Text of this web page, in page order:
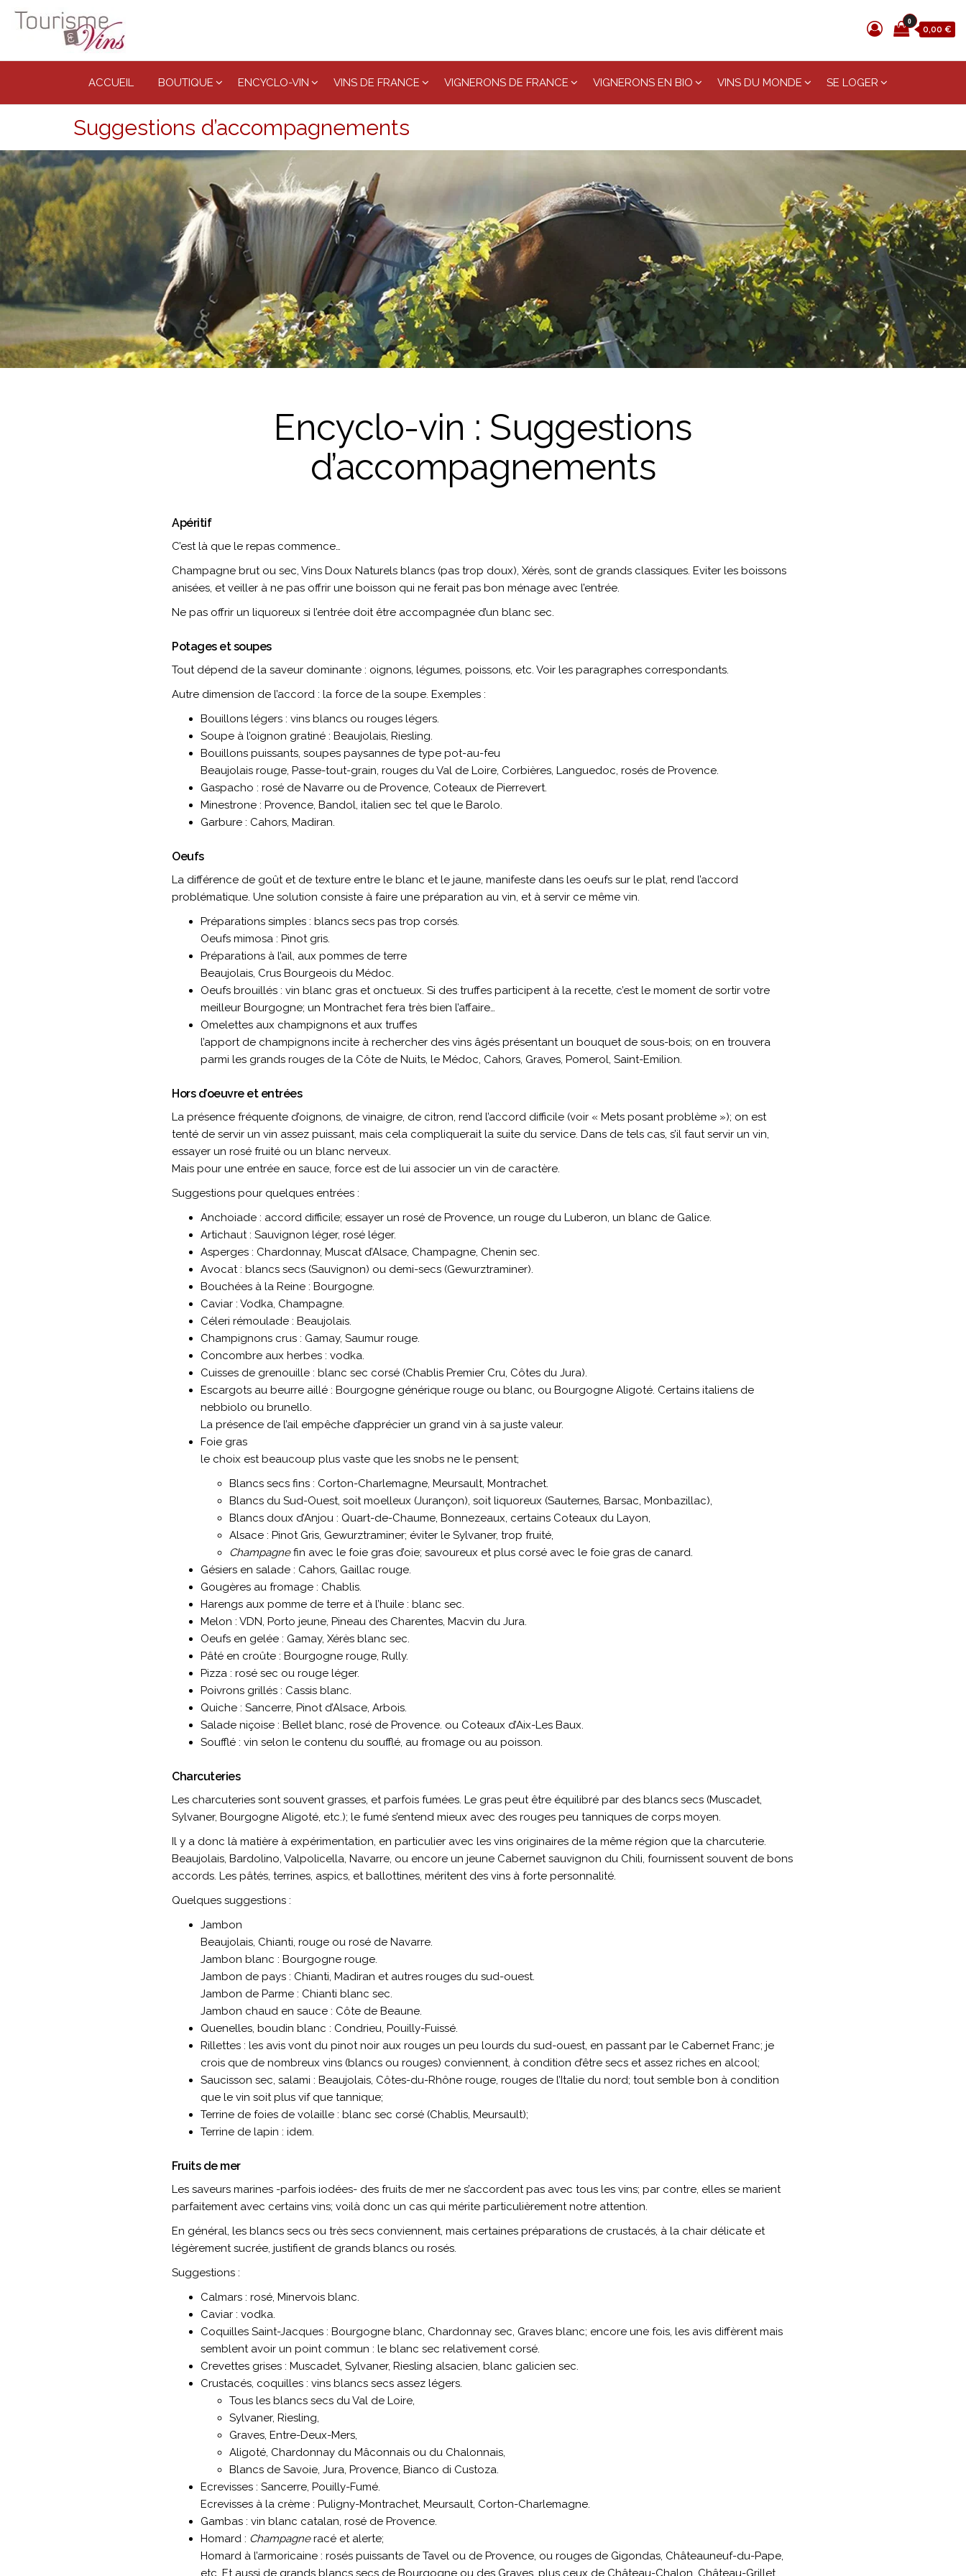
0
0,00 €
ACCUEIL BOUTIQUE ENCYCLO-VIN VINS DE FRANCE VIGNERONS DE FRANCE VIGNERONS EN BIO VINS DU MONDE SE LOGER
Suggestions d’accompagnements
Encyclo-vin : Suggestions
d’accompagnements
Apéritif
C’est là que le repas commence…
Champagne brut ou sec, Vins Doux Naturels blancs (pas trop doux), Xérès, sont de grands classiques. Eviter les boissons
anisées, et veiller à ne pas offrir une boisson qui ne ferait pas bon ménage avec l’entrée.
Ne pas offrir un liquoreux si l’entrée doit être accompagnée d’un blanc sec.
Potages et soupes
Tout dépend de la saveur dominante : oignons, légumes, poissons, etc. Voir les paragraphes correspondants.
Autre dimension de l’accord : la force de la soupe. Exemples :
Bouillons légers : vins blancs ou rouges légers.
Soupe à l’oignon gratiné : Beaujolais, Riesling.
Bouillons puissants, soupes paysannes de type pot-au-feu
Beaujolais rouge, Passe-tout-grain, rouges du Val de Loire, Corbières, Languedoc, rosés de Provence.
Gaspacho : rosé de Navarre ou de Provence, Coteaux de Pierrevert.
Minestrone : Provence, Bandol, italien sec tel que le Barolo.
Garbure : Cahors, Madiran.
Oeufs
La différence de goût et de texture entre le blanc et le jaune, manifeste dans les oeufs sur le plat, rend l’accord
problématique. Une solution consiste à faire une préparation au vin, et à servir ce même vin.
Préparations simples : blancs secs pas trop corsés.
Oeufs mimosa : Pinot gris.
Préparations à l’ail, aux pommes de terre
Beaujolais, Crus Bourgeois du Médoc.
Oeufs brouillés : vin blanc gras et onctueux. Si des truffes participent à la recette, c’est le moment de sortir votre
meilleur Bourgogne; un Montrachet fera très bien l’affaire…
Omelettes aux champignons et aux truffes
l’apport de champignons incite à rechercher des vins âgés présentant un bouquet de sous-bois; on en trouvera
parmi les grands rouges de la Côte de Nuits, le Médoc, Cahors, Graves, Pomerol, Saint-Emilion.
Hors d’oeuvre et entrées
La présence fréquente d’oignons, de vinaigre, de citron, rend l’accord difficile (voir « Mets posant problème »); on est
tenté de servir un vin assez puissant, mais cela compliquerait la suite du service. Dans de tels cas, s’il faut servir un vin,
essayer un rosé fruité ou un blanc nerveux.
Mais pour une entrée en sauce, force est de lui associer un vin de caractère.
Suggestions pour quelques entrées :
Anchoiade : accord difficile; essayer un rosé de Provence, un rouge du Luberon, un blanc de Galice.
Artichaut : Sauvignon léger, rosé léger.
Asperges : Chardonnay, Muscat d’Alsace, Champagne, Chenin sec.
Avocat : blancs secs (Sauvignon) ou demi-secs (Gewurztraminer).
Bouchées à la Reine : Bourgogne.
Caviar : Vodka, Champagne.
Céleri rémoulade : Beaujolais.
Champignons crus : Gamay, Saumur rouge.
Concombre aux herbes : vodka.
Cuisses de grenouille : blanc sec corsé (Chablis Premier Cru, Côtes du Jura).
Escargots au beurre aillé : Bourgogne générique rouge ou blanc, ou Bourgogne Aligoté. Certains italiens de
nebbiolo ou brunello.
La présence de l’ail empêche d’apprécier un grand vin à sa juste valeur.
Foie gras
le choix est beaucoup plus vaste que les snobs ne le pensent;
Blancs secs fins : Corton-Charlemagne, Meursault, Montrachet.
Blancs du Sud-Ouest, soit moelleux (Jurançon), soit liquoreux (Sauternes, Barsac, Monbazillac),
Blancs doux d’Anjou : Quart-de-Chaume, Bonnezeaux, certains Coteaux du Layon,
Alsace : Pinot Gris, Gewurztraminer; éviter le Sylvaner, trop fruité,
Champagnefin avec le foie gras d’oie; savoureux et plus corsé avec le foie gras de canard.
Gésiers en salade : Cahors, Gaillac rouge.
Gougères au fromage : Chablis.
Harengs aux pomme de terre et à l’huile : blanc sec.
Melon : VDN, Porto jeune, Pineau des Charentes, Macvin du Jura.
Oeufs en gelée : Gamay, Xérès blanc sec.
Pâté en croûte : Bourgogne rouge, Rully.
Pizza : rosé sec ou rouge léger.
Poivrons grillés : Cassis blanc.
Quiche : Sancerre, Pinot d’Alsace, Arbois.
Salade niçoise : Bellet blanc, rosé de Provence. ou Coteaux d’Aix-Les Baux.
Soufflé : vin selon le contenu du soufflé, au fromage ou au poisson.
Charcuteries
Les charcuteries sont souvent grasses, et parfois fumées. Le gras peut être équilibré par des blancs secs (Muscadet,
Sylvaner, Bourgogne Aligoté, etc.); le fumé s’entend mieux avec des rouges peu tanniques de corps moyen.
Il y a donc là matière à expérimentation, en particulier avec les vins originaires de la même région que la charcuterie.
Beaujolais, Bardolino, Valpolicella, Navarre, ou encore un jeune Cabernet sauvignon du Chili, fournissent souvent de bons
accords. Les pâtés, terrines, aspics, et ballottines, méritent des vins à forte personnalité.
Quelques suggestions :
Jambon
Beaujolais, Chianti, rouge ou rosé de Navarre.
Jambon blanc : Bourgogne rouge.
Jambon de pays : Chianti, Madiran et autres rouges du sud-ouest.
Jambon de Parme : Chianti blanc sec.
Jambon chaud en sauce : Côte de Beaune.
Quenelles, boudin blanc : Condrieu, Pouilly-Fuissé.
Rillettes : les avis vont du pinot noir aux rouges un peu lourds du sud-ouest, en passant par le Cabernet Franc; je
crois que de nombreux vins (blancs ou rouges) conviennent, à condition d’être secs et assez riches en alcool;
Saucisson sec, salami : Beaujolais, Côtes-du-Rhône rouge, rouges de l’Italie du nord; tout semble bon à condition
que le vin soit plus vif que tannique;
Terrine de foies de volaille : blanc sec corsé (Chablis, Meursault);
Terrine de lapin : idem.
Fruits de mer
Les saveurs marines -parfois iodées- des fruits de mer ne s’accordent pas avec tous les vins; par contre, elles se marient
parfaitement avec certains vins; voilà donc un cas qui mérite particulièrement notre attention.
En général, les blancs secs ou très secs conviennent, mais certaines préparations de crustacés, à la chair délicate et
légèrement sucrée, justifient de grands blancs ou rosés.
Suggestions :
Calmars : rosé, Minervois blanc.
Caviar : vodka.
Coquilles Saint-Jacques : Bourgogne blanc, Chardonnay sec, Graves blanc; encore une fois, les avis diffèrent mais
semblent avoir un point commun : le blanc sec relativement corsé.
Crevettes grises : Muscadet, Sylvaner, Riesling alsacien, blanc galicien sec.
Crustacés, coquilles : vins blancs secs assez légers.
Tous les blancs secs du Val de Loire,
Sylvaner, Riesling,
Graves, Entre-Deux-Mers,
Aligoté, Chardonnay du Mâconnais ou du Chalonnais,
Blancs de Savoie, Jura, Provence, Bianco di Custoza.
Ecrevisses : Sancerre, Pouilly-Fumé.
Ecrevisses à la crème : Puligny-Montrachet, Meursault, Corton-Charlemagne.
Gambas : vin blanc catalan, rosé de Provence.
Homard : Champagneracé et alerte;
Homard à l’armoricaine : rosés puissants de Tavel ou de Provence, ou rouges de Gigondas, Châteauneuf-du-Pape,
etc. Et aussi de grands blancs secs de Bourgogne ou des Graves, plus ceux de Château-Chalon, Château-Grillet,